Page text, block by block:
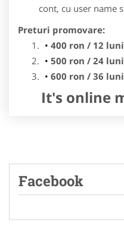
cont, cu user name
Preturi promovare:
400 ron / 12 luni
500 ron / 24 luni
600 ron / 36 luni
It's online
Facebook